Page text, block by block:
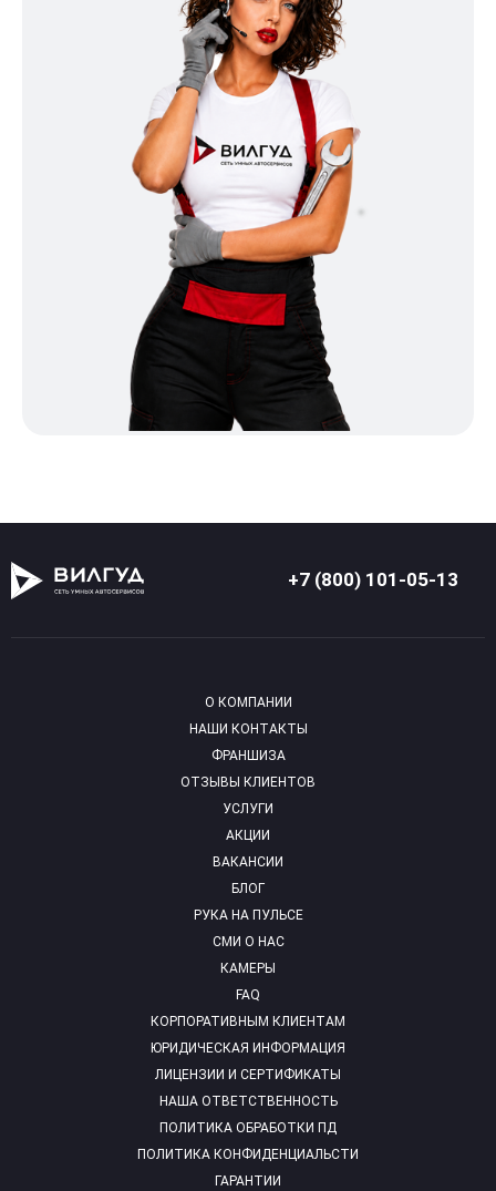
+7 (800) 101-05-13
О КОМПАНИИ
НАШИ КОНТАКТЫ
ФРАНШИЗА
ОТЗЫВЫ КЛИЕНТОВ
УСЛУГИ
АКЦИИ
ВАКАНСИИ
БЛОГ
РУКА НА ПУЛЬСЕ
СМИ О НАС
КАМЕРЫ
FAQ
КОРПОРАТИВНЫМ КЛИЕНТАМ
ЮРИДИЧЕСКАЯ ИНФОРМАЦИЯ
ЛИЦЕНЗИИ И СЕРТИФИКАТЫ
НАША ОТВЕТСТВЕННОСТЬ
ПОЛИТИКА ОБРАБОТКИ ПД
ПОЛИТИКА КОНФИДЕНЦИАЛЬСТИ
ГАРАНТИИ